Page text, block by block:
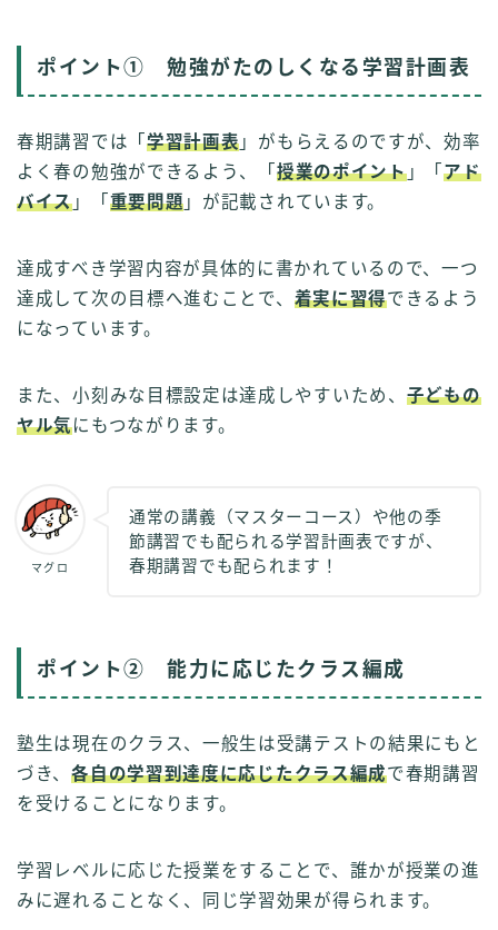
ポイント① 勉強がたのしくなる学習計画表
春期講習では「 学習計画表 」がもらえるのですが、効率
よく春の勉強ができるよう、「 授業のポイント」「アド
バイス 」「 重要問題 」が記載されています。
達成すべき学習内容が具体的に書かれているので、一つ
達成して次の目標へ進むことで、 着実に習得できるよう
になっています。
また、小刻みな目標設定は達成しやすいため、 子どもの
ヤル気にもつながります。
マグロ
通常の講義（マスターコース）や他の季
節講習でも配られる学習計画表ですが、
春期講習でも配られます！
ポイント② 能力に応じたクラス編成
塾生は現在のクラス、一般生は受講テストの結果にもと
づき、各自の学習到達度に応じたクラス編成で春期講習
を受けることになります。
学習レベルに応じた授業をすることで、誰かが授業の進
みに遅れることなく、同じ学習効果が得られます。